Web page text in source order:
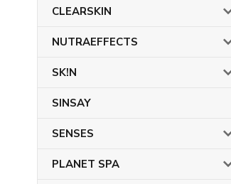
CLEARSKIN
NUTRAEFFECTS
SK!N
SINSAY
SENSES
PLANET SPA